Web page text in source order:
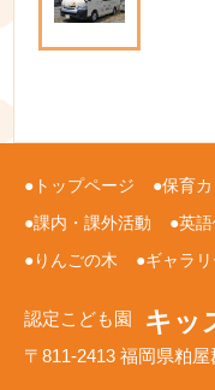
トップページ 保育
課内・課外活動
英
りんごの木
ギャラリ
認定こども園 キッ
〒811-2413 福岡県粕